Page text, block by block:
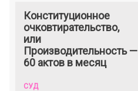
Конституционное
очковтирательство,
или
Производительность —
60 актов в месяц
СУД